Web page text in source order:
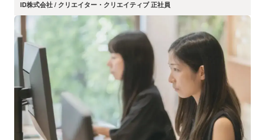
ID株式会社 / クリエイター・クリエイティブ 正社員